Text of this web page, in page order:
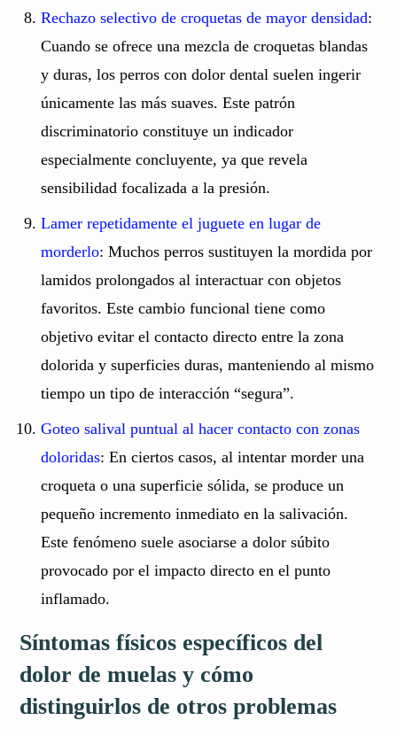
Rechazo selectivo de croquetas de mayor densidad:
Cuando se ofrece una mezcla de croquetas blandas
y duras, los perros con dolor dental suelen ingerir
únicamente las más suaves. Este patrón
discriminatorio constituye un indicador
especialmente concluyente, ya que revela
sensibilidad focalizada a la presión.
Lamer repetidamente el juguete en lugar de
morderlo: Muchos perros sustituyen la mordida por
lamidos prolongados al interactuar con objetos
favoritos. Este cambio funcional tiene como
objetivo evitar el contacto directo entre la zona
dolorida y superficies duras, manteniendo al mismo
tiempo un tipo de interacción “segura”.
Goteo salival puntual al hacer contacto con zonas
doloridas: En ciertos casos, al intentar morder una
croqueta o una superficie sólida, se produce un
pequeño incremento inmediato en la salivación.
Este fenómeno suele asociarse a dolor súbito
provocado por el impacto directo en el punto
inflamado.
Síntomas físicos específicos del
dolor de muelas y cómo
distinguirlos de otros problemas